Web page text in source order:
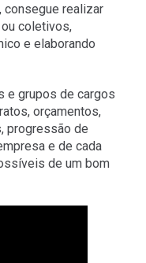
consegue realizar
coletivos,
e elaborando
e grupos de cargos
orçamentos,
progressão de
e de cada
de um bom